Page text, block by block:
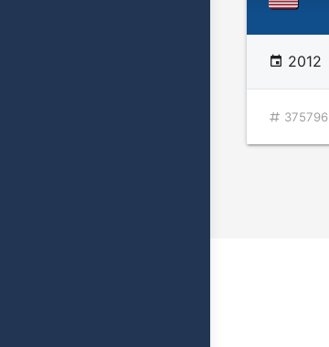
2012
375796